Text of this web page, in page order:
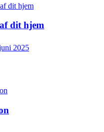
dit hjem
2025